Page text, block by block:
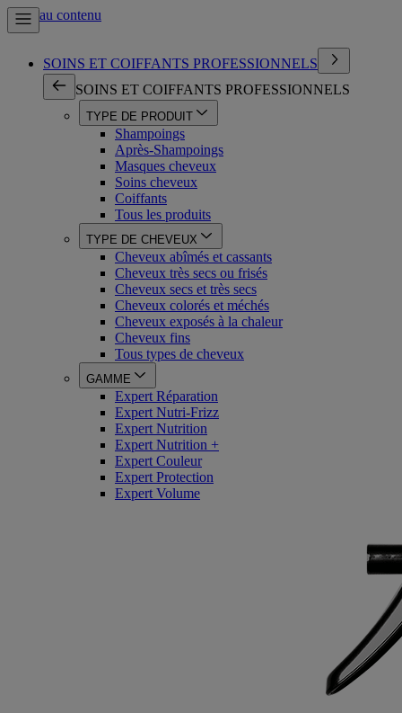
Aller au contenu
SOINS ET COIFFANTS PROFESSIONNELS
SOINS ET COIFFANTS PROFESSIONNELS
TYPE DE PRODUIT
Shampoings
Après-Shampoings
Masques cheveux
Soins cheveux
Coiffants
Tous les produits
TYPE DE CHEVEUX
Cheveux abîmés et cassants
Cheveux très secs ou frisés
Cheveux secs et très secs
Cheveux colorés et méchés
Cheveux exposés à la chaleur
Cheveux fins
Tous types de cheveux
GAMME
Expert Réparation
Expert Nutri-Frizz
Expert Nutrition
Expert Nutrition +
Expert Couleur
Expert Protection
Expert Volume